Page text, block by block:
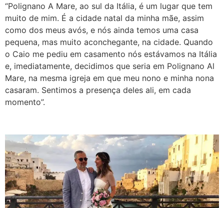
“Polignano A Mare, ao sul da Itália, é um lugar que tem
muito de mim. É a cidade natal da minha mãe, assim
como dos meus avós, e nós ainda temos uma casa
pequena, mas muito aconchegante, na cidade. Quando
o Caio me pediu em casamento nós estávamos na Itália
e, imediatamente, decidimos que seria em Polignano Al
Mare, na mesma igreja em que meu nono e minha nona
casaram. Sentimos a presença deles ali, em cada
momento”.